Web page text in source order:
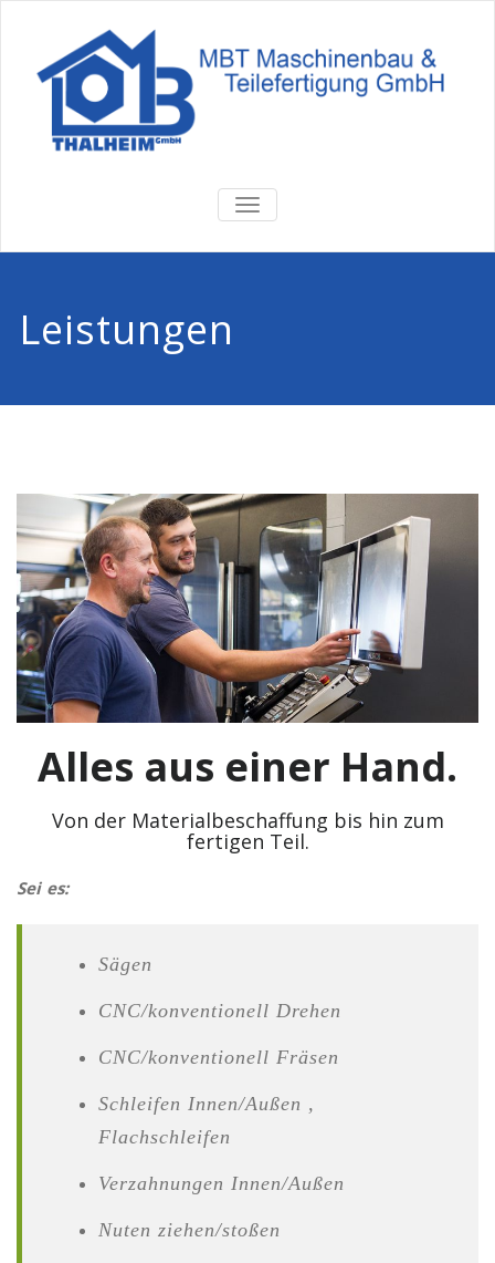
TOGGLE
NAVIGATION
Leistungen
Alles aus einer Hand.
Von der Materialbeschaffung bis hin zum
fertigen Teil.
Sei es:
Sägen
CNC/konventionell Drehen
CNC/konventionell Fräsen
Schleifen Innen/Außen ,
Flachschleifen
Verzahnungen Innen/Außen
Nuten ziehen/stoßen